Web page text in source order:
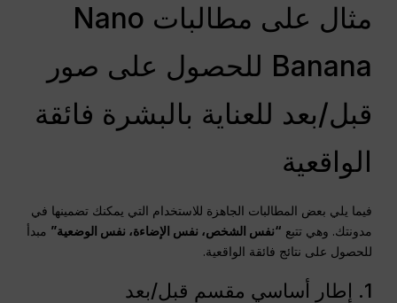
مثال على مطالبات Nano
Banana للحصول على صور
قبل/بعد للعناية بالبشرة فائقة
الواقعية
فيما يلي بعض المطالبات الجاهزة للاستخدام التي يمكنك تضمينها في
مدونتك. وهي تتبع “نفس الشخص، نفس الإضاءة، نفس الوضعية” مبدأ
للحصول على نتائج فائقة الواقعية.
1. إطار أساسي مقسم قبل/بعد